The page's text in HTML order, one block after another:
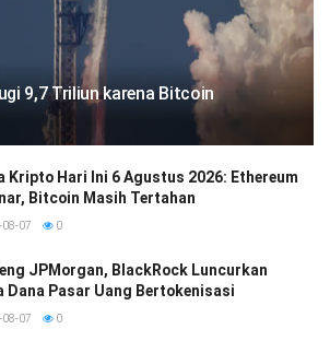
9,7 Triliun karena Bitcoin
Kripto Hari Ini 6 Agustus 2026: Ethereum
Bitcoin Masih Tertahan
08-07 0
JPMorgan, BlackRock Luncurkan
Dana Pasar Uang Bertokenisasi
08-07 0